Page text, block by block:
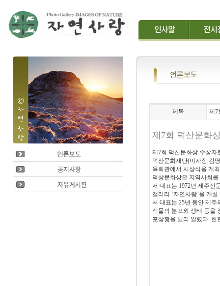
제목 제7
제7회 덕산문화
제7회 덕산문화상 수상자
덕산문화재단(이사장 김
육회관에서 시상식을 개
덕상문화상은 지역사회
서 대표는 1972년 제주신
갤러리 ‘자연사랑’을 개
서 대표는 25년 동안 제
식물의 분포와 생태 등을
포상황을 널리 알렸다. 한